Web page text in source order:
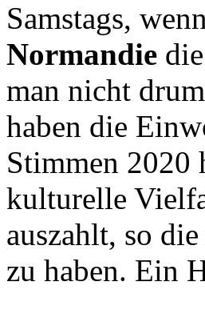
Samstags, wenn
Normandie
man nicht
haben die
Stimmen 2020
kulturelle
auszahlt, so
zu haben. Ein